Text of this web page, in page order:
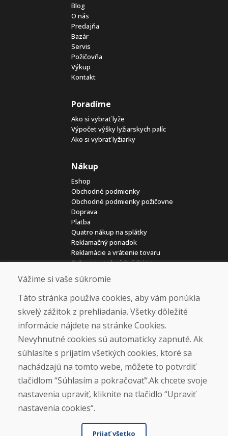
Blog
O nás
Predajňa
Bazár
Servis
Požičovňa
Výkup
Kontakt
Poradíme
Ako si vybrať lyže
Výpočet výšky lyžiarskych palíc
Ako si vybrať lyžiarky
Nákup
Eshop
Obchodné podmienky
Obchodné podmienky požičovne
Doprava
Platba
Quatro nákup na splátky
Reklamačný poriadok
Reklamácie a vrátenie tovaru
Ochrana osobných údajov
Kariéra
Overené zákazníkmi
★ ★ ★ ★ ★
Sociálne siete
Otváracie hodiny
ZIMNÁ SEZÓNA 2025/2026 JE
Vážime si vaše súkromie
Táto stránka používa cookies, aby vám ponúkla
skvelý zážitok z prehliadania. Všetky dôležité
informácie nájdete na stránke Cookies.
Nevyhnutné cookies sú automaticky zapnuté. Ak
súhlasíte s prijatím všetkých cookies, ktoré sa
nachádzajú na tomto webe, môžete to potvrdiť
tlačidlom “Súhlasím a pokračovať“.Ak chcete svoje
nastavenia upraviť, kliknite na tlačidlo “Upraviť
nastavenia cookies“.
Prijať všetko